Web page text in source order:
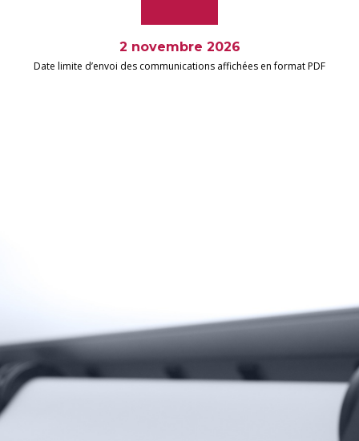
2 novembre 2026
Date limite d’envoi des communications affichées en format PDF